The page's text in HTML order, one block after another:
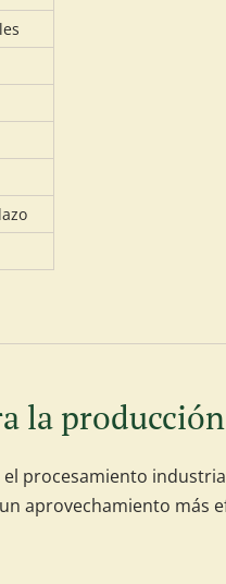
la
procesamiento
aprovechamiento más